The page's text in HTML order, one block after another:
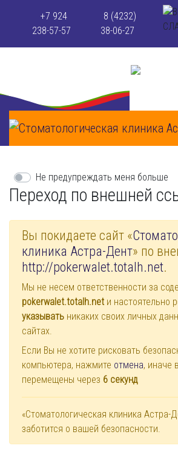
+7 924
238-57-57
8 (4232)
38-06-27
Переход по внешней
Не предупреждать меня больше
Вы покидаете сайт «
клиника Астра-Дент» по
http://pokerwalet.totalh.net.
Мы не несем ответственности за
pokerwalet.totalh.net и настоятельно
указывать никаких своих личных
сайтах.
Если Вы не хотите рисковать
компьютера, нажмите отмена, иначе
перемещены через 6 секунд
«Стоматологическая клиника Астра-
заботится о вашей безопасности.